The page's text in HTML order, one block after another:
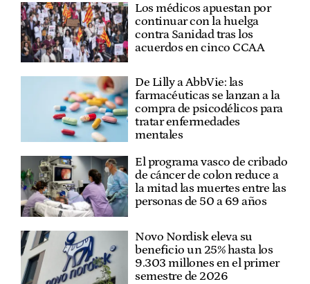
Los médicos apuestan por
continuar con la huelga
contra Sanidad tras los
acuerdos en cinco CCAA
De Lilly a AbbVie: las
farmacéuticas se lanzan a la
compra de psicodélicos para
tratar enfermedades
mentales
El programa vasco de cribado
de cáncer de colon reduce a
la mitad las muertes entre las
personas de 50 a 69 años
Novo Nordisk eleva su
beneficio un 25% hasta los
9.303 millones en el primer
semestre de 2026